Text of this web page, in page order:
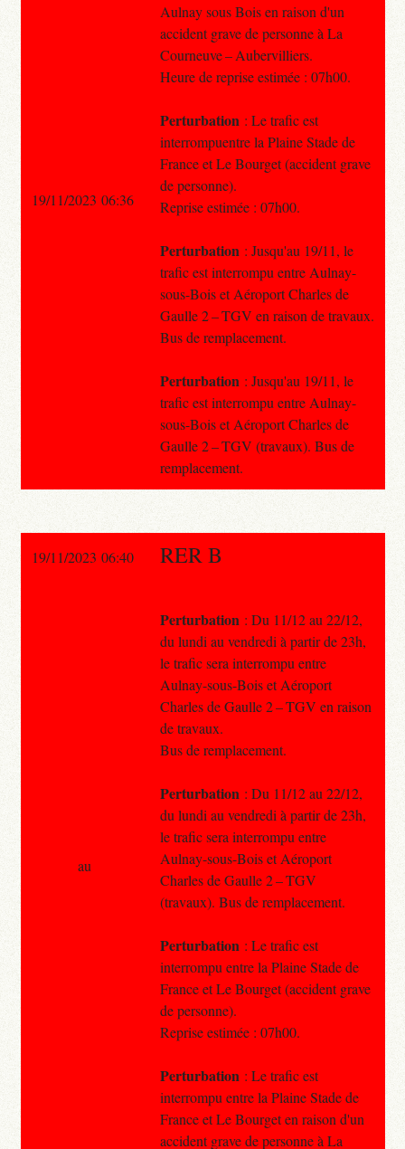
Aulnay sous Bois en raison d'un
accident grave de personne à La
Courneuve – Aubervilliers.
Heure de reprise estimée : 07h00.
Perturbation : Le trafic est
interrompuentre la Plaine Stade de
France et Le Bourget (accident grave
de personne).
Reprise estimée : 07h00.
Perturbation : Jusqu'au 19/11, le
trafic est interrompu entre Aulnay-
sous-Bois et Aéroport Charles de
Gaulle 2 – TGV en raison de travaux.
Bus de remplacement.
Perturbation : Jusqu'au 19/11, le
trafic est interrompu entre Aulnay-
sous-Bois et Aéroport Charles de
Gaulle 2 – TGV (travaux). Bus de
remplacement.
19/11/2023 06:36
19/11/2023 06:40 RER B
Perturbation : Du 11/12 au 22/12,
du lundi au vendredi à partir de 23h,
le trafic sera interrompu entre
Aulnay-sous-Bois et Aéroport
Charles de Gaulle 2 – TGV en raison
de travaux.
Bus de remplacement.
Perturbation : Du 11/12 au 22/12,
du lundi au vendredi à partir de 23h,
le trafic sera interrompu entre
Aulnay-sous-Bois et Aéroport
Charles de Gaulle 2 – TGV
(travaux). Bus de remplacement.
Perturbation : Le trafic est
interrompu entre la Plaine Stade de
France et Le Bourget (accident grave
de personne).
Reprise estimée : 07h00.
Perturbation : Le trafic est
interrompu entre la Plaine Stade de
France et Le Bourget en raison d'un
accident grave de personne à La
au